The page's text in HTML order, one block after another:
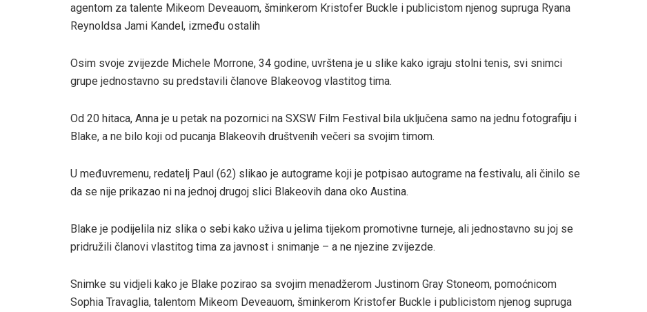
agentom za talente Mikeom Deveauom, šminkerom Kristofer Buckle i publicistom njenog supruga Ryana
Reynoldsa Jami Kandel, između ostalih
Osim svoje zvijezde Michele Morrone, 34 godine, uvrštena je u slike kako igraju stolni tenis, svi snimci
grupe jednostavno su predstavili članove Blakeovog vlastitog tima.
Od 20 hitaca, Anna je u petak na pozornici na SXSW Film Festival bila uključena samo na jednu fotografiju i
Blake, a ne bilo koji od pucanja Blakeovih društvenih večeri sa svojim timom.
U međuvremenu, redatelj Paul (62) slikao je autograme koji je potpisao autograme na festivalu, ali činilo se
da se nije prikazao ni na jednoj drugoj slici Blakeovih dana oko Austina.
Blake je podijelila niz slika o sebi kako uživa u jelima tijekom promotivne turneje, ali jednostavno su joj se
pridružili članovi vlastitog tima za javnost i snimanje – a ne njezine zvijezde.
Snimke su vidjeli kako je Blake pozirao sa svojim menadžerom Justinom Gray Stoneom, pomoćnicom
Sophia Travaglia, talentom Mikeom Deveauom, šminkerom Kristofer Buckle i publicistom njenog supruga